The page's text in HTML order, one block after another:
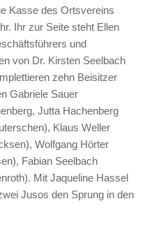
Kasse des Ortsvereins
Ihr zur Seite steht Ellen
und
von Dr. Kirsten Seelbach
zehn Beisitzer
Gabriele Sauer
Jutta Hachenberg
Klaus Weller
Wolfgang Hörter
Fabian Seelbach
Mit Jaqueline Hassel
Jusos den Sprung in den